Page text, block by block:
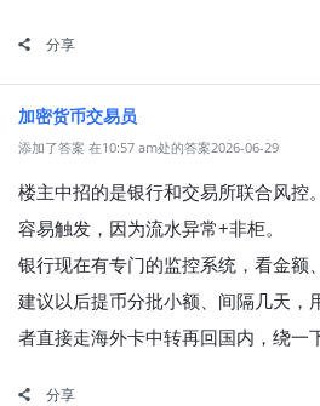
分享
加密货币交易员
添加了答案 在10:57 am处的答案2026-06-29
楼主中招的是银行和交易所联合风控
容易触发，因为流水异常+非柜。
银行现在有专门的监控系统，看金额
建议以后提币分批小额、间隔几天，
者直接走海外卡中转再回国内，绕一
分享